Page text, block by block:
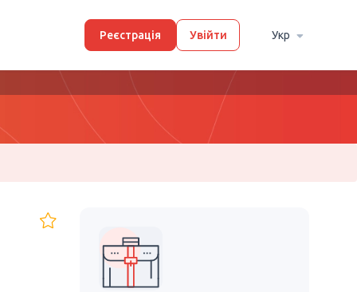
Реєстрація Увійти Укр